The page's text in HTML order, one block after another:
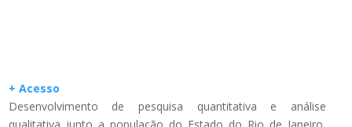
+ Acesso
Desenvolvimento de pesquisa quantitativa e análise